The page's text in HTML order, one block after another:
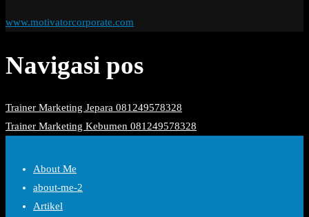
www.motivatorcorporate.com
Navigasi pos
Trainer Marketing Jepara 081249578328
Trainer Marketing Kebumen 081249578328
About Me
about-me-2
Artikel